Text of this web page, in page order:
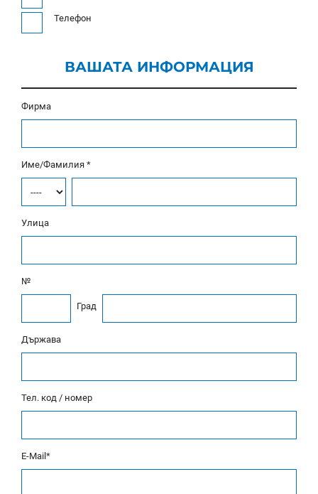
Телефон
ВАШАТА ИНФОРМАЦИЯ
Фирма
Име/Фамилия *
Улица
№
Град
Държава
Тел. код / номер
E-Mail*